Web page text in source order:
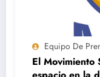
Equipo De
El Movimiento